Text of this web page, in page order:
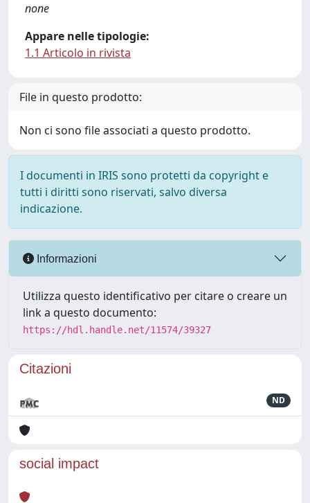
none
Appare nelle tipologie:
1.1 Articolo in rivista
File in questo prodotto:
Non ci sono file associati a questo prodotto.
I documenti in IRIS sono protetti da copyright e
tutti i diritti sono riservati, salvo diversa
indicazione.
Informazioni
Utilizza questo identificativo per citare o creare un
link a questo documento:
https://hdl.handle.net/11574/39327
Citazioni
ND
social impact